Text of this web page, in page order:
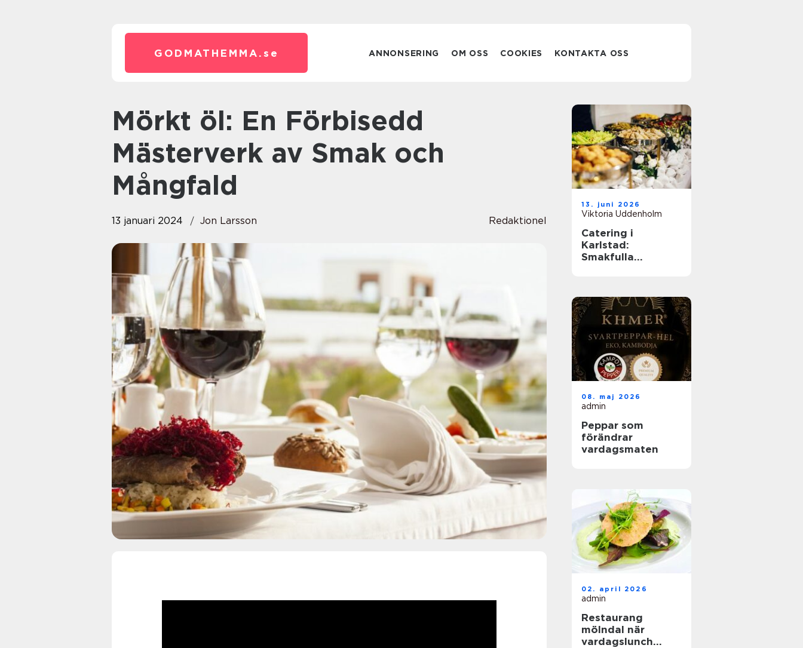
GODMATHEMMA. se ANNONSERING OM OSS COOKIES KONTAKTA OSS
Mörkt öl: En Förbisedd
Mästerverk av Smak och
Mångfald
13 januari 2024 Jon Larsson Redaktionel
13. juni 2026
Viktoria Uddenholm
Catering i
Karlstad:
Smakfulla
08. maj 2026
admin
Peppar som
förändrar
vardagsmaten
02. april 2026
admin
Restaurang
mölndal när
vardagslunch